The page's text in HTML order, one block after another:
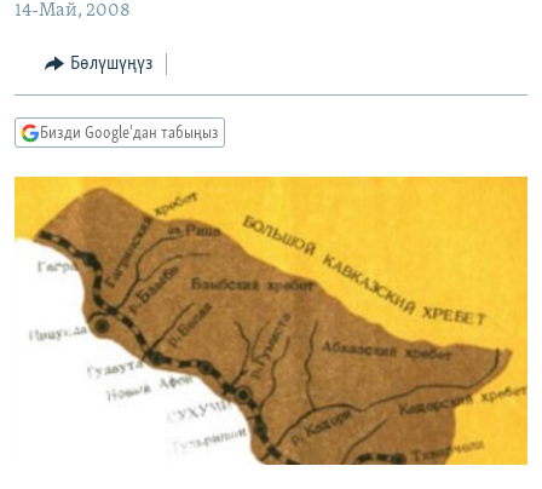
БҮГҮН АЗАТТЫКТА
ЭКСПЕРТТЕР ТАЛДАЙТ
ДАНИСТЕ
ЭЖЕ-СИҢДИЛЕР
АЗАТТЫК+
ЫҢГАЙСЫЗ СУРООЛОР
ПОДКАСТ
ӨЗГӨЧӨ ПИКИР
Русский
ОНЛАЙН ШЕРИНЕ
ЭЕ/АРнун бардык сайттары
14-Май, 2008
Бөлүшүңүз
Бизди Google'дан табыңыз